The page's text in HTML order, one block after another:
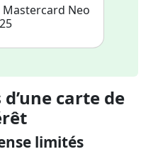
Mastercard Neo
carte de
limités